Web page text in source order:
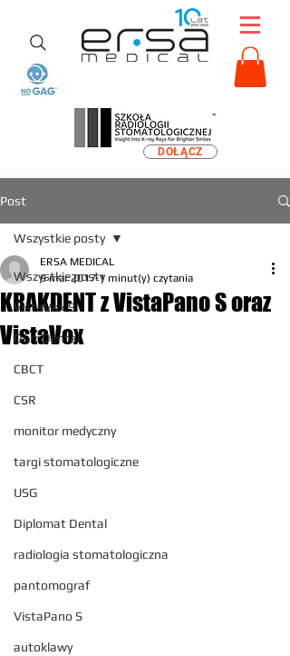
DOŁĄCZ
Post
Wszystkie posty
VistaVox S
Durr Dental
CBCT
CSR
monitor medyczny
targi stomatologiczne
USG
Diplomat Dental
radiologia stomatologiczna
pantomograf
VistaPano S
autoklawy
Wszystkie posty
KRAKDENT z VistaPano S oraz
VistaVox
ERSA MEDICAL
9 mar 2017 1 minut(y) czytania